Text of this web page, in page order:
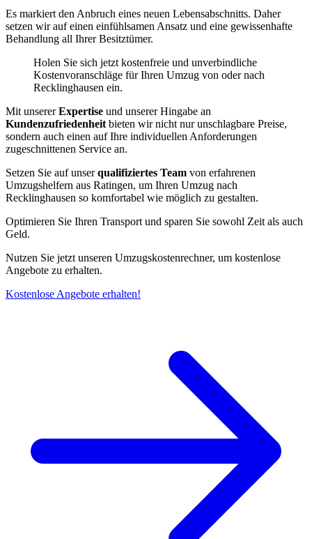
Es markiert den Anbruch eines neuen Lebensabschnitts. Daher
setzen wir auf einen einfühlsamen Ansatz und eine gewissenhafte
Behandlung all Ihrer Besitztümer.
Holen Sie sich jetzt kostenfreie und unverbindliche
Kostenvoranschläge für Ihren Umzug von oder nach
Recklinghausen ein.
Mit unsererExpertise und unserer Hingabe an
Kundenzufriedenheit bieten wir nicht nur unschlagbare Preise,
sondern auch einen auf Ihre individuellen Anforderungen
zugeschnittenen Service an.
Setzen Sie auf unserqualifiziertes Team von erfahrenen
Umzugshelfern aus Ratingen, um Ihren Umzug nach
Recklinghausen so komfortabel wie möglich zu gestalten.
Optimieren Sie Ihren Transport und sparen Sie sowohl Zeit als auch
Geld.
Nutzen Sie jetzt unseren Umzugskostenrechner, um kostenlose
Angebote zu erhalten.
Kostenlose Angebote erhalten!